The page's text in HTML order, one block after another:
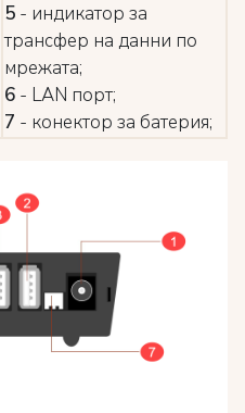
5 - индикатор за
трансфер на данни по
мрежата;
6 - LAN порт;
7 - конектор за батерия;